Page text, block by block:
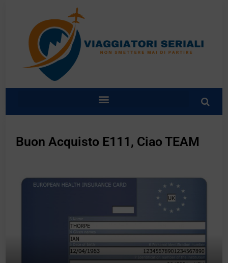
Buon Acquisto E111, Ciao TEAM